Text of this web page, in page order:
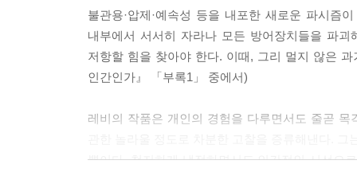
불관용·압제·예속성 등을 내포한 새로운 파시
내부에서 서서히 자라나 모든 방어장치들을 파
저항할 힘을 찾아야 한다. 이때, 그리 멀지 않은
인간인가』 「부록1」 중에서)
레비의 작품은 개인의 경험을 다루면서도 줄곧
뿐이다. 철저하게 냉정하면서도 인간적인 시선으